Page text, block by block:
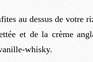
au dessus de votre
et de la crème
whisky.